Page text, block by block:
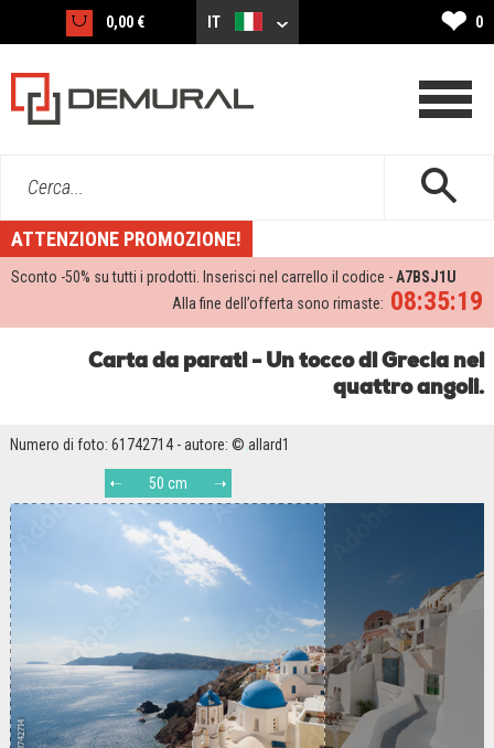
0,00 € IT ❤ 0
Cerca...
ATTENZIONE PROMOZIONE!
Sconto -50% su tutti i prodotti. Inserisci nel carrello il codice -A7BSJ1U
08:35:18
Alla fine dell’offerta sono rimaste:
Carta da parati - Un tocco di Grecia nei
quattro angoli.
Numero di foto: 61742714 - autore: © allard1
50 cm